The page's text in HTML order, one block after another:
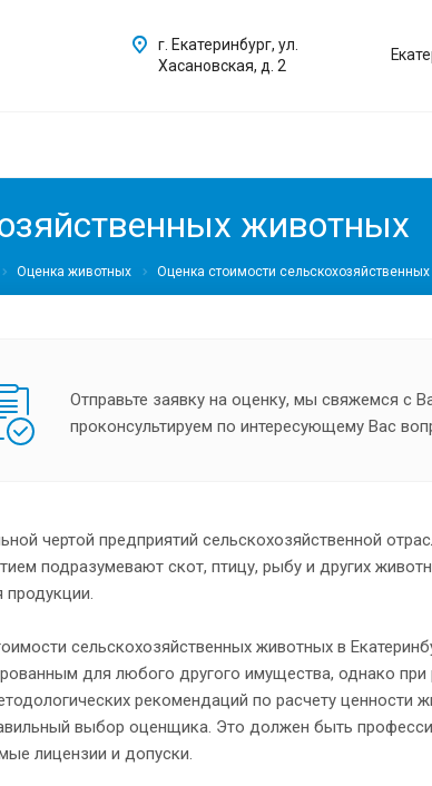
г. Екатеринбург, ул.
Хасановская, д. 2
животных
Оценка животных Оценка стоимости
Отправьте заявку на оценку, мы свяжемся с
проконсультируем по интересующему Вас
чертой предприятий сельскохозяйственной
подразумевают скот, птицу, рыбу и других
продукции.
сельскохозяйственных животных в
для любого другого имущества, однако
рекомендаций по расчету ценности
выбор оценщика. Это должен быть
лицензии и допуски.